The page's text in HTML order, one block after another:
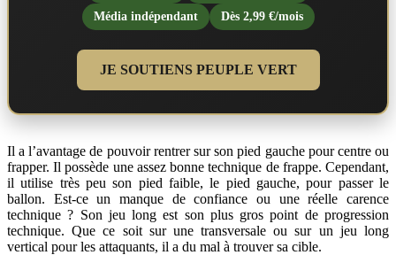
Média indépendant
Dès 2,99 €/mois
JE SOUTIENS PEUPLE VERT
Il a l’avantage de pouvoir rentrer sur son pied gauche pour centre ou
frapper. Il possède une assez bonne technique de frappe. Cependant,
il utilise très peu son pied faible, le pied gauche, pour passer le
ballon. Est-ce un manque de confiance ou une réelle carence
technique ? Son jeu long est son plus gros point de progression
technique. Que ce soit sur une transversale ou sur un jeu long
vertical pour les attaquants, il a du mal à trouver sa cible.